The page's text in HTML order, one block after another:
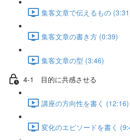
集客文章で伝えるもの
集客文章の書き方 (0:39)
集客文章の型 (3:46)
4-1 目的に共感させる
講座の方向性を書く (12:16)
変化のエピソードを書く